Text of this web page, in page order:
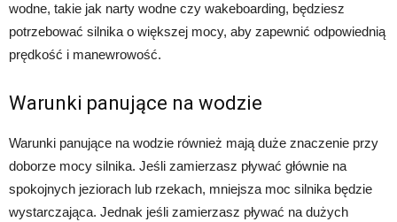
wodne, takie jak narty wodne czy wakeboarding, będziesz
potrzebować silnika o większej mocy, aby zapewnić odpowiednią
prędkość i manewrowość.
Warunki panujące na wodzie
Warunki panujące na wodzie również mają duże znaczenie przy
doborze mocy silnika. Jeśli zamierzasz pływać głównie na
spokojnych jeziorach lub rzekach, mniejsza moc silnika będzie
wystarczająca. Jednak jeśli zamierzasz pływać na dużych